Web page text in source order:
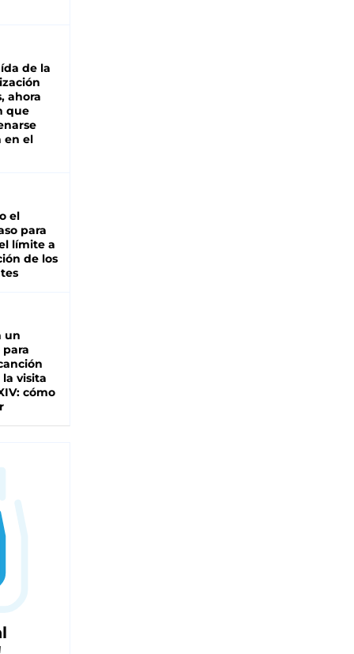
de la
ahora
que
en el
el
para
límite a
de los
un
para
visita
cómo